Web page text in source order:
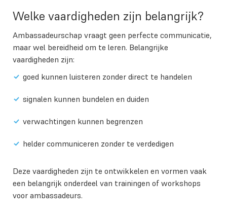
Welke vaardigheden zijn belangrijk?
Ambassadeurschap vraagt geen perfecte communicatie,
maar wel bereidheid om te leren. Belangrijke
vaardigheden zijn:
goed kunnen luisteren zonder direct te handelen
signalen kunnen bundelen en duiden
verwachtingen kunnen begrenzen
helder communiceren zonder te verdedigen
Deze vaardigheden zijn te ontwikkelen en vormen vaak
een belangrijk onderdeel van trainingen of workshops
voor ambassadeurs.